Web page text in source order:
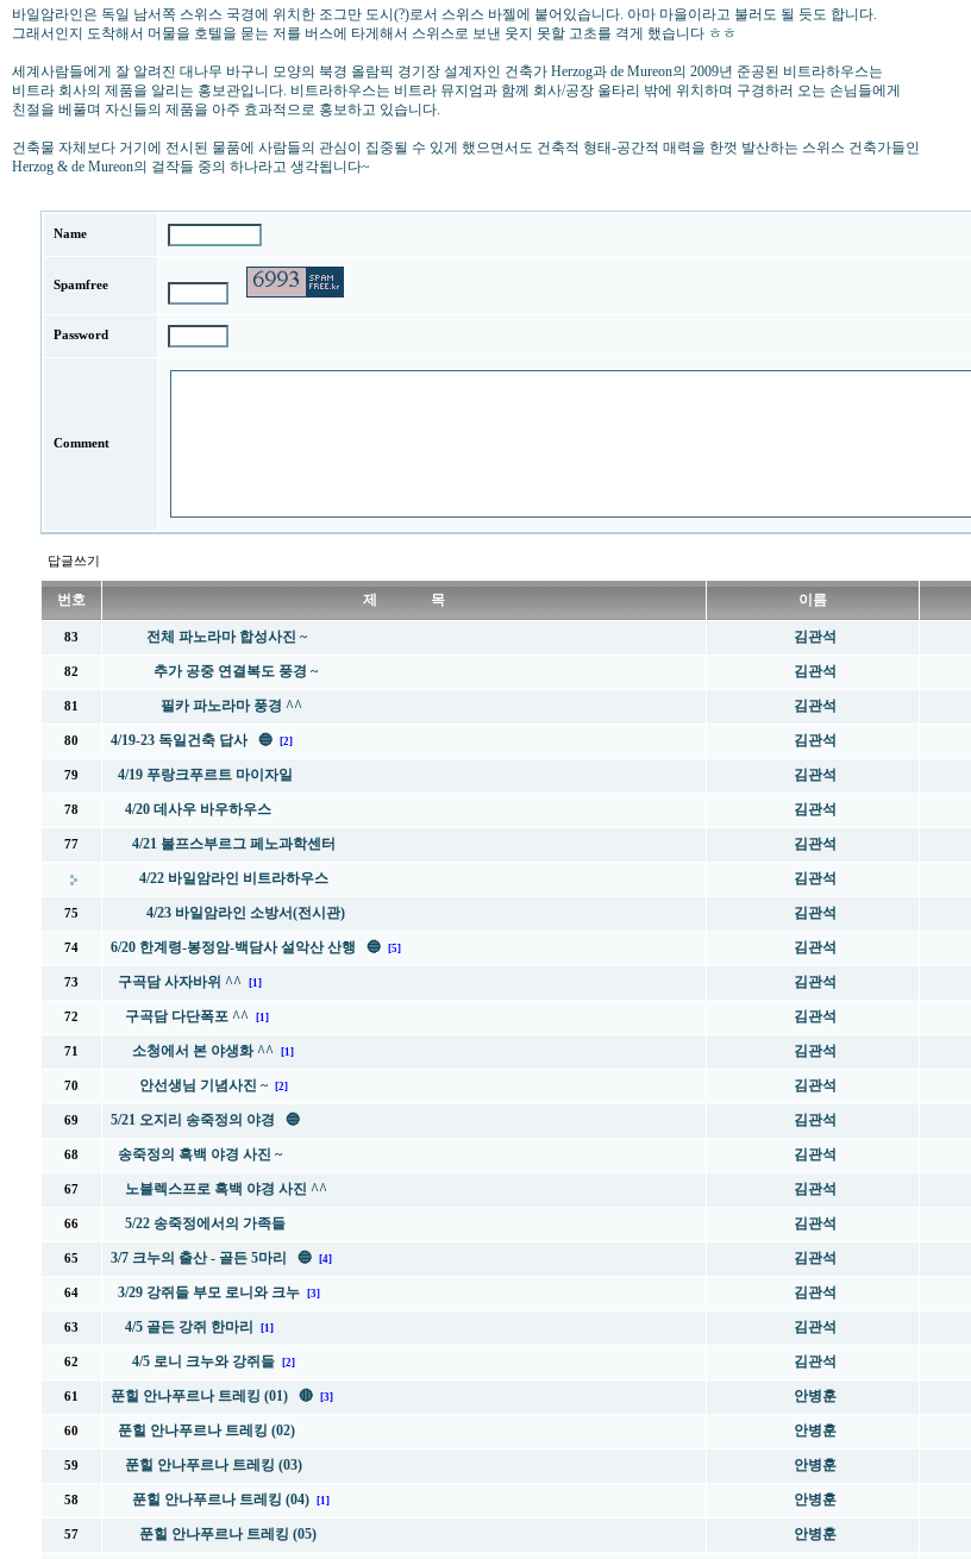
바일암라인은 독일 남서쪽 스위스 국경에 위치한 조그만 도시(?)로서 스위스 바젤에 붙어있습니다. 아마 마을이라고 불러도 될 듯도 합니다.
그래서인지 도착해서 머물을 호텔을 묻는 저를 버스에 타게해서 스위스로 보낸 웃지 못할 고초를 격게 했습니다 ㅎㅎ
세계사람들에게 잘 알려진 대나무 바구니 모양의 북경 올람픽 경기장 설계자인 건축가 Herzog과 de Mureon의 2009년 준공된 비트라하우스는
비트라 회사의 제품을 알리는 홍보관입니다. 비트라하우스는 비트라 뮤지엄과 함께 회사/공장 울타리 밖에 위치하며 구경하러 오는 손님들에게
친절을 베풀며 자신들의 제품을 아주 효과적으로 홍보하고 있습니다.
건축물 자체보다 거기에 전시된 물품에 사람들의 관심이 집중될 수 있게 했으면서도 건축적 형태-공간적 매력을 한껏 발산하는 스위스 건축가들인
Herzog & de Mureon의 걸작들 중의 하나라고 생각됩니다~
Name
Spamfree
Password
Comment
답글쓰기
번호 제 목 이름
83 전체 파노라마 합성사진 ~ 김관석
82 추가 공중 연결복도 풍경 ~ 김관석
81 필카 파노라마 풍경 ^^ 김관석
80 4/19-23 독일건축 답사 🔵 [2] 김관석
79 4/19 푸랑크푸르트 마이자일 김관석
78 4/20 데사우 바우하우스 김관석
77 4/21 볼프스부르그 페노과학센터 김관석
4/22 바일암라인 비트라하우스 김관석
75 4/23 바일암라인 소방서(전시관) 김관석
74 6/20 한계령-봉정암-백담사 설악산 산행 🔵 [5] 김관석
73 구곡담 사자바위 ^^ [1] 김관석
72 구곡담 다단폭포 ^^ [1] 김관석
71 소청에서 본 야생화 ^^ [1] 김관석
70 안선생님 기념사진 ~ [2] 김관석
69 5/21 오지리 송죽정의 야경 🔵 김관석
68 송죽정의 흑백 야경 사진 ~ 김관석
67 노블렉스프로 흑백 야경 사진 ^^ 김관석
66 5/22 송죽정에서의 가족들 김관석
65 3/7 크누의 출산 - 골든 5마리 🔵 [4] 김관석
64 3/29 강쥐들 부모 로니와 크누 [3] 김관석
63 4/5 골든 강쥐 한마리 [1] 김관석
62 4/5 로니 크누와 강쥐들 [2] 김관석
61 푼힐 안나푸르나 트레킹 (01) 🔴 [3] 안병훈
60 푼힐 안나푸르나 트레킹 (02) 안병훈
59 푼힐 안나푸르나 트레킹 (03) 안병훈
58 푼힐 안나푸르나 트레킹 (04) [1] 안병훈
57 푼힐 안나푸르나 트레킹 (05) 안병훈